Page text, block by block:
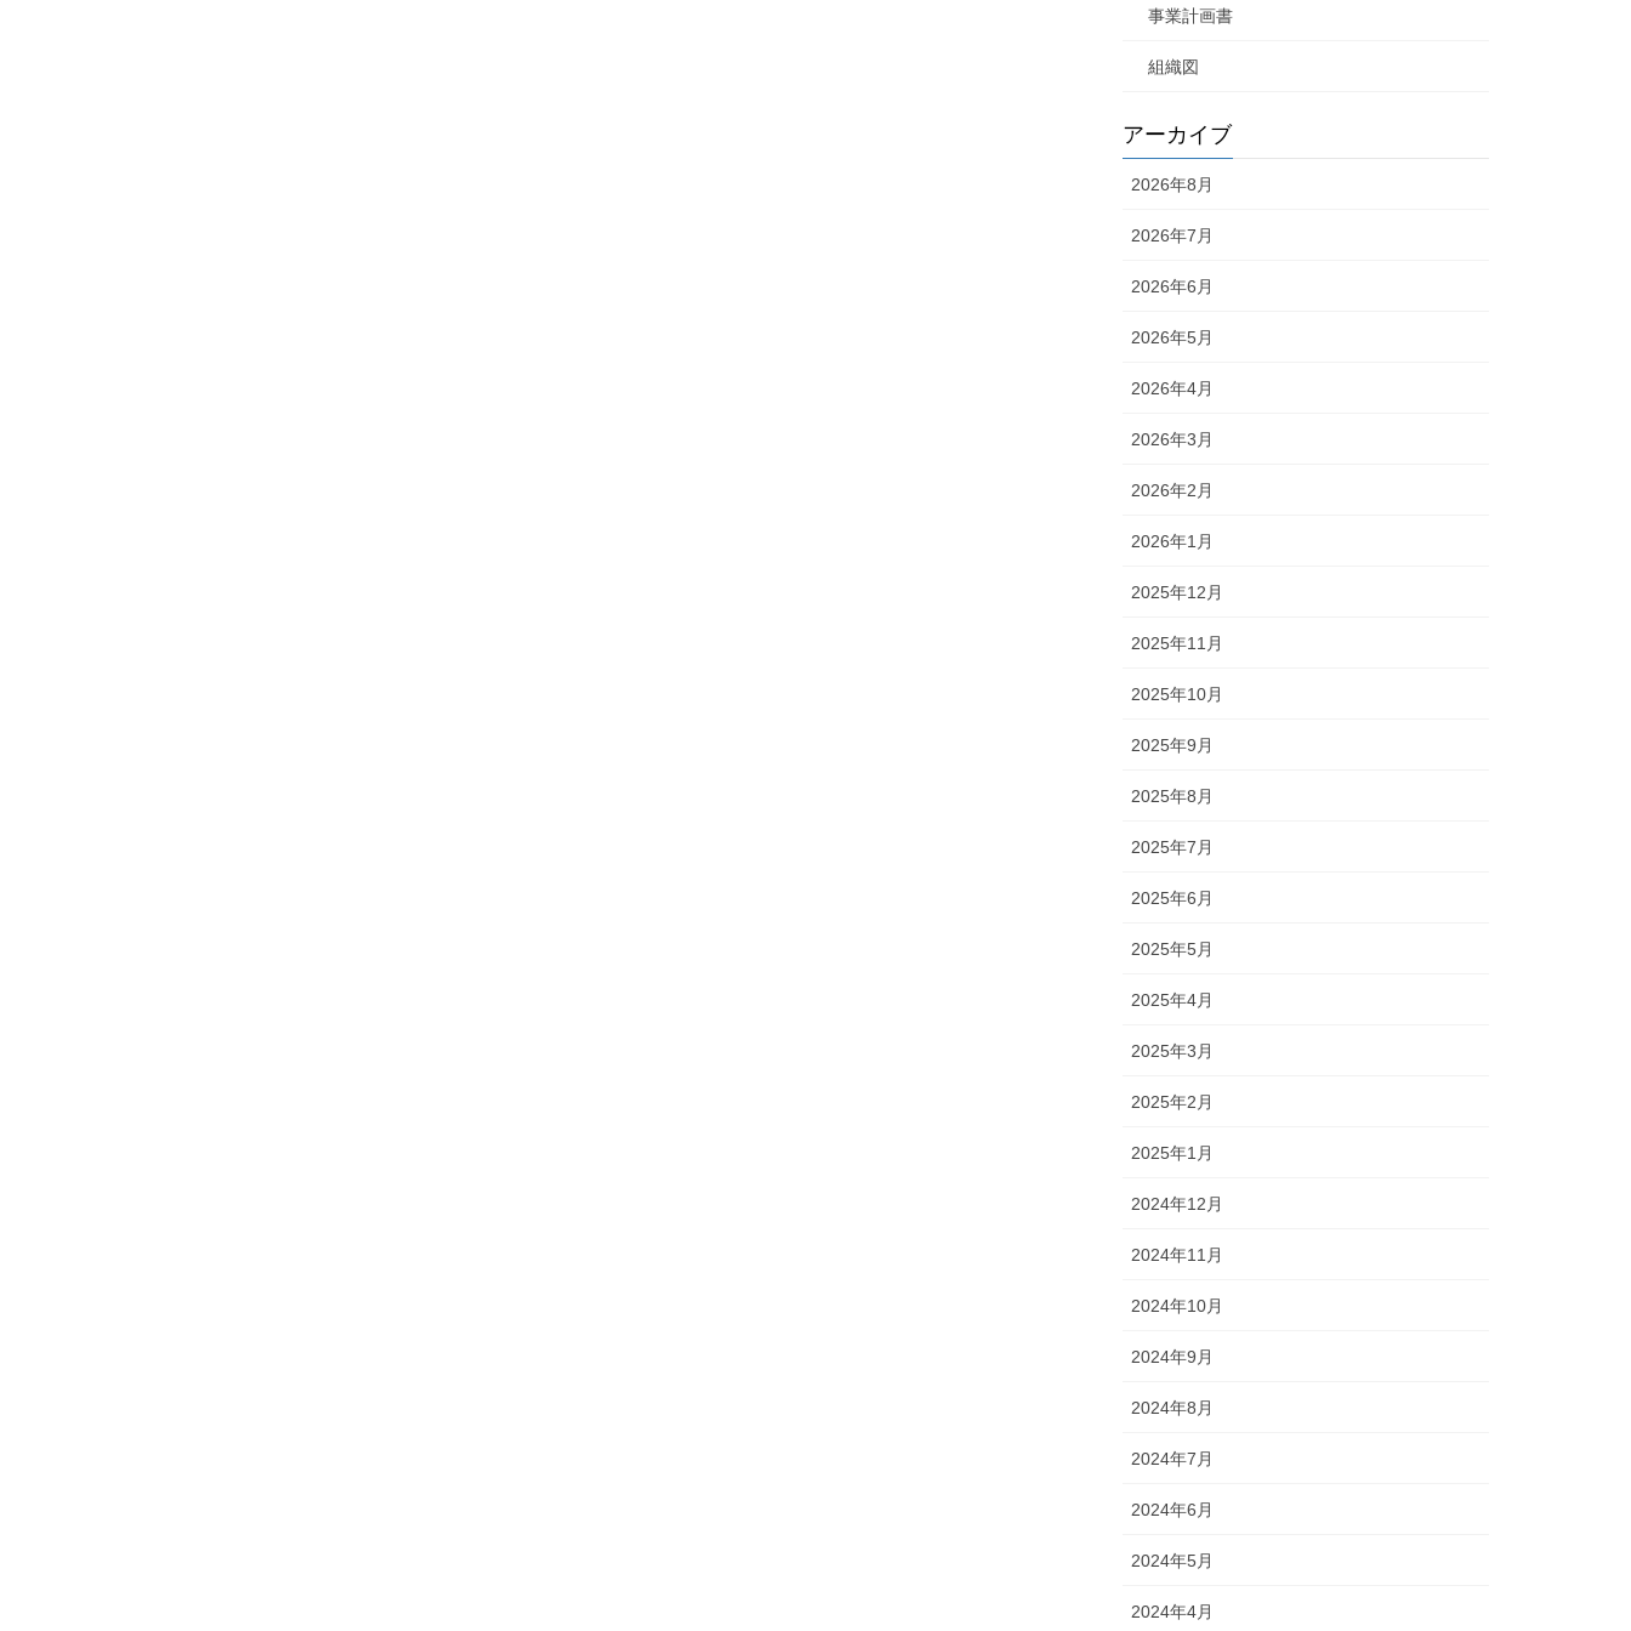
事業計画書
組織図
アーカイブ
2026年8月
2026年7月
2026年6月
2026年5月
2026年4月
2026年3月
2026年2月
2026年1月
2025年12月
2025年11月
2025年10月
2025年9月
2025年8月
2025年7月
2025年6月
2025年5月
2025年4月
2025年3月
2025年2月
2025年1月
2024年12月
2024年11月
2024年10月
2024年9月
2024年8月
2024年7月
2024年6月
2024年5月
2024年4月